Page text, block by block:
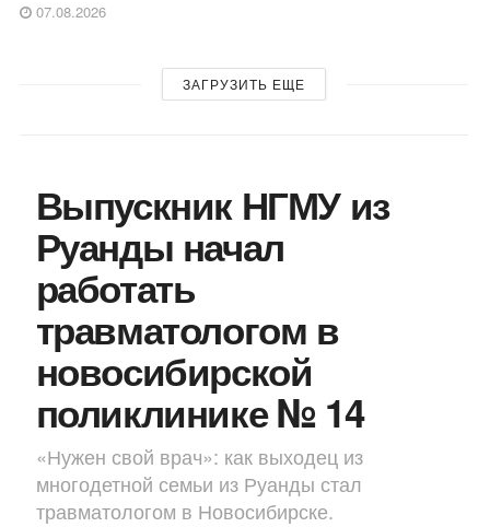
07.08.2026
ЗАГРУЗИТЬ ЕЩЕ
Выпускник НГМУ из
Руанды начал
работать
травматологом в
новосибирской
поликлинике № 14
«Нужен свой врач»: как выходец из
многодетной семьи из Руанды стал
травматологом в Новосибирске.